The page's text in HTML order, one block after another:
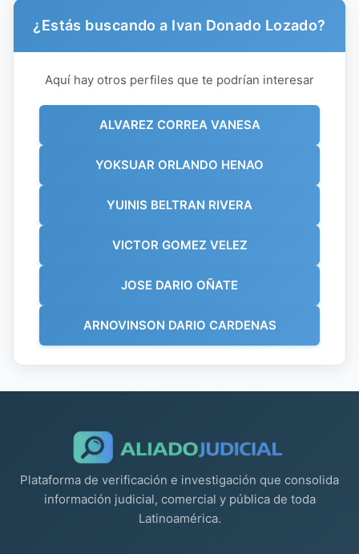
¿Estás buscando a Ivan Donado Lozado?
Aquí hay otros perfiles que te podrían interesar
ALVAREZ CORREA VANESA
YOKSUAR ORLANDO HENAO
YUINIS BELTRAN RIVERA
VICTOR GOMEZ VELEZ
JOSE DARIO OÑATE
ARNOVINSON DARIO CARDENAS
Plataforma de verificación e investigación que consolida
información judicial, comercial y pública de toda
Latinoamérica.